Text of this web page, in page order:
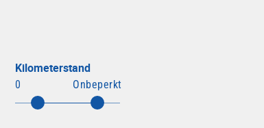
Kilometerstand
0 Onbeperkt